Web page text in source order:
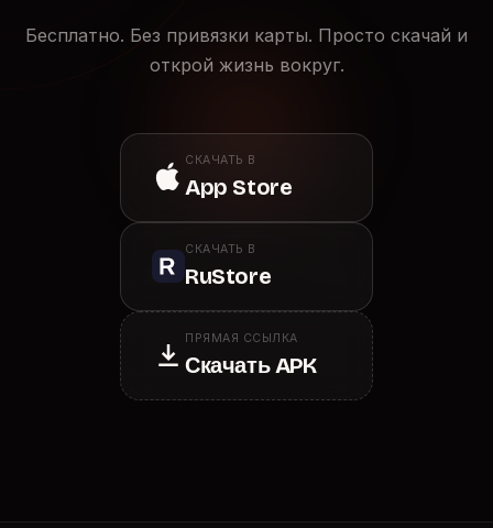
Бесплатно. Без привязки карты. Просто скачай и
открой жизнь вокруг.
СКАЧАТЬ В
App Store
СКАЧАТЬ В
RuStore
ПРЯМАЯ ССЫЛКА
Скачать APK